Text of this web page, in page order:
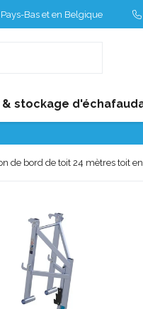
Bas et en Belgique
stockage
de bord de toit 24 mètres toit